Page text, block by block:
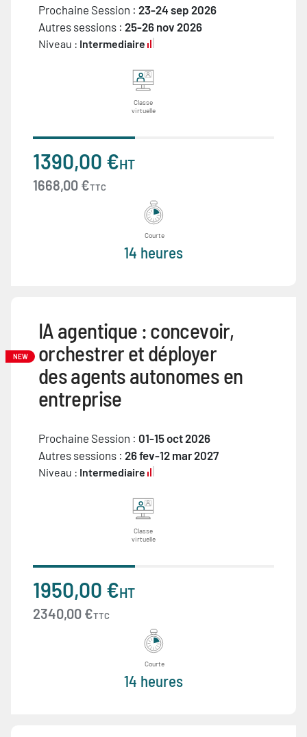
Prochaine Session : 23-24 sep 2026
Autres sessions : 25-26 nov 2026
Niveau : Intermediaire
Classe
virtuelle
1390,00 €HT
1668,00 €TTC
Courte
14 heures
NEW
IA agentique : concevoir,
orchestrer et déployer
des agents autonomes en
entreprise
Prochaine Session : 01-15 oct 2026
Autres sessions : 26 fev-12 mar 2027
Niveau : Intermediaire
Classe
virtuelle
1950,00 €HT
2340,00 €TTC
Courte
14 heures